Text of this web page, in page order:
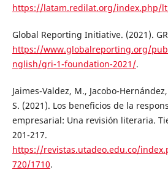
https://latam.redilat.org/index.php/
Global Reporting Initiative. (2021).
https://www.globalreporting.org/
nglish/gri-1-foundation-2021/.
Jaimes-Valdez, M., Jacobo-
S. (2021). Los beneficios de la
empresarial: Una revisión literaria.
201-217.
https://revistas.utadeo.edu.co/
720/1710.